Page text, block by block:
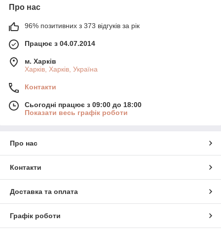
Про нас
96% позитивних з 373 відгуків за рік
Працює з 04.07.2014
м. Харків
Харків, Харків, Україна
Контакти
Сьогодні працює з 09:00 до 18:00
Показати весь графік роботи
Про нас
Контакти
Доставка та оплата
Графік роботи